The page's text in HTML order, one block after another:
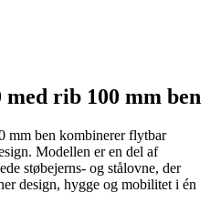
rib 100 mm ben
mm ben kombinerer flytbar
Modellen er en del af
støbejerns- og stålovne, der
design, hygge og mobilitet i én